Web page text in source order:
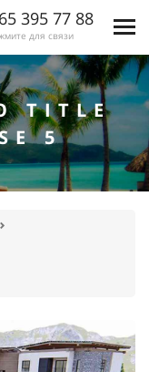
395 77 88
для связи
TITLE
5